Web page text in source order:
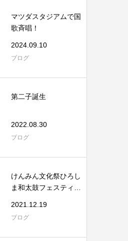
マツダスタジアムで国
歌斉唱！
2024.09.10
ブログ
第二子誕生
2022.08.30
ブログ
けんみん文化祭ひろし
ま和太鼓フェスティバ
2021.12.19
ブログ